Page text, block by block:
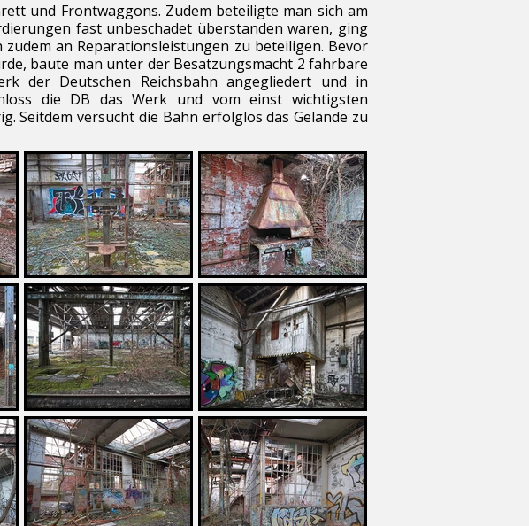
und Frontwaggons. Zudem beteiligte man sich am
fast unbeschadet überstanden waren, ging
an Reparationsleistungen zu beteiligen. Bevor
baute man unter der Besatzungsmacht 2 fahrbare
der Deutschen Reichsbahn angegliedert und in
die DB das Werk und vom einst wichtigsten
versucht die Bahn erfolglos das Gelände zu